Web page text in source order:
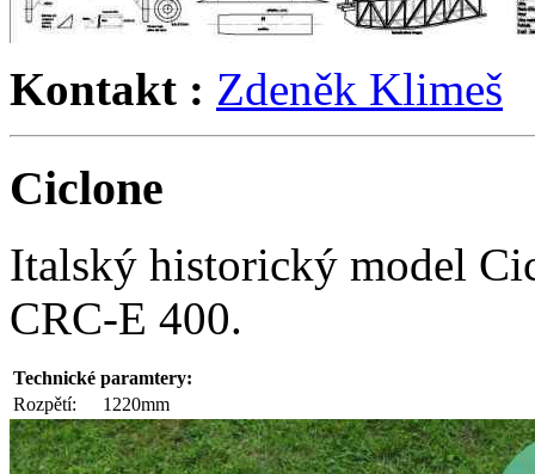
Kontakt : Zdeněk Klimeš
Ciclone
Italský historický model
CRC-E 400.
Technické paramtery:
Rozpětí:
1220mm